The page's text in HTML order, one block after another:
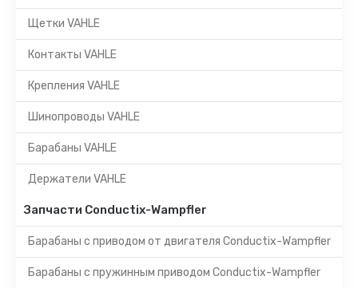
Щетки VAHLE
Контакты VAHLE
Крепления VAHLE
Шинопроводы VAHLE
Барабаны VAHLE
Держатели VAHLE
Запчасти Conductix-Wampfler
Барабаны с приводом от двигателя Conductix-Wampfler
Барабаны с пружинным приводом Conductix-Wampfler